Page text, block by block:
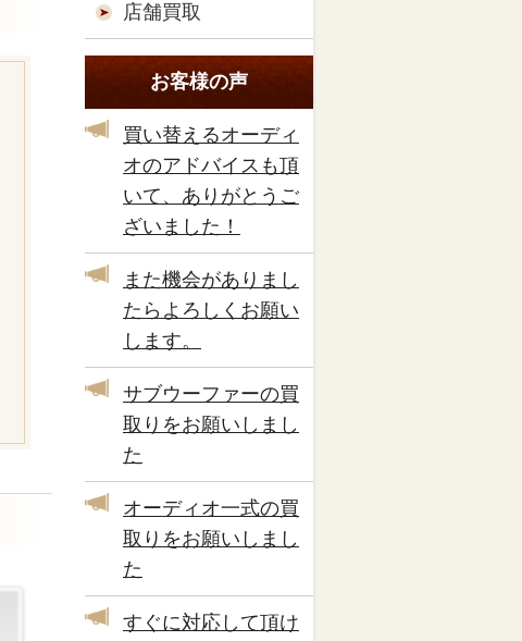
店舗買取
お客様の声
買い替えるオーディ
オのアドバイスも頂
いて、ありがとうご
ざいました！
また機会がありまし
たらよろしくお願い
します。
サブウーファーの買
取りをお願いしまし
た
オーディオ一式の買
取りをお願いしまし
た
すぐに対応して頂け